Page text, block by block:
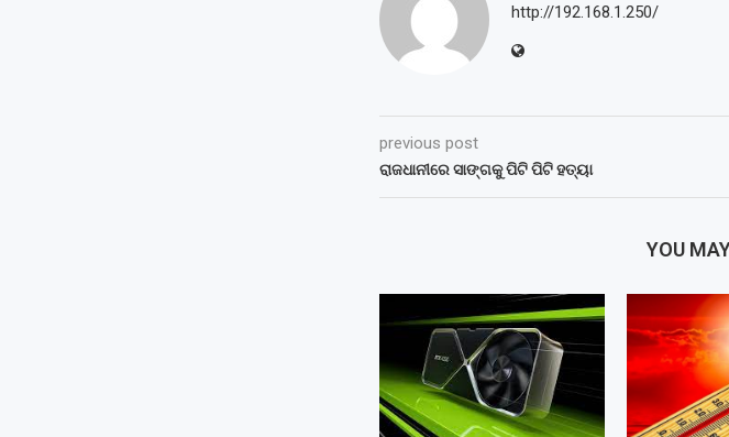
http://192.168.1.250/
previous post
ରାଜଧାନୀରେ ସାଙ୍ଗକୁ ପିଟି ପିଟି ହତ୍ୟା
YOU